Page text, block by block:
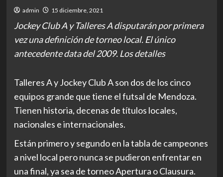
admin 15 diciembre, 2021
Jockey Club A y Talleres A disputarán por primera
vez una definición de torneo local. El único
antecedente data del 2009. Los detalles
Talleres A y Jockey Club A son dos de los cinco
equipos grande que tiene el futsal de Mendoza.
Tienen historia, decenas de títulos locales,
nacionales e internacionales.
Están primero y segundo en la tabla de campeones
a nivel local pero nunca se pudieron enfrentar en
una final, ya sea de torneo Apertura o Clausura.